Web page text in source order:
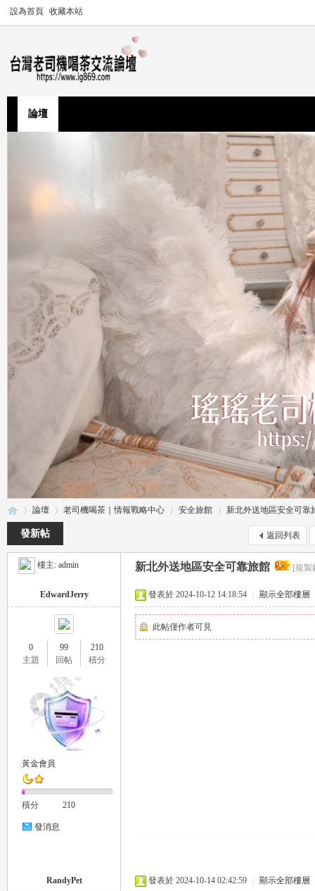
設為首頁 收藏本站
論壇
»
論壇
›
老司機喝茶｜情報戰略中心
›
安全旅館
›
新北外送地區安全可靠
返回列表
發新帖
樓主: admin 新北外送地區安全可靠旅館 [複製
EdwardJerry
0
主題
99
回帖
210
積分
黃金會員
積分 210
發消息
發表於 2024-10-12 14:18:54 顯示全部樓層
此帖僅作者可見
RandyPet 發表於 2024-10-14 02:42:59 顯示全部樓層